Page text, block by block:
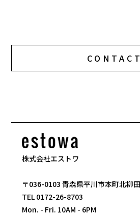
CONTACT
株式会社エストワ
〒036-0103 青森県平川市本町北柳
TEL 0172-26-8703
Mon. - Fri. 10AM - 6PM